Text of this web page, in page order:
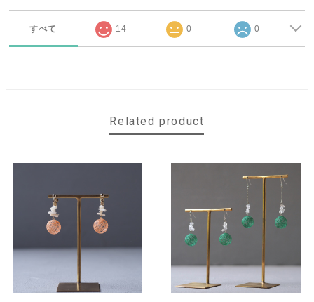
すべて 14 0 0
Related product